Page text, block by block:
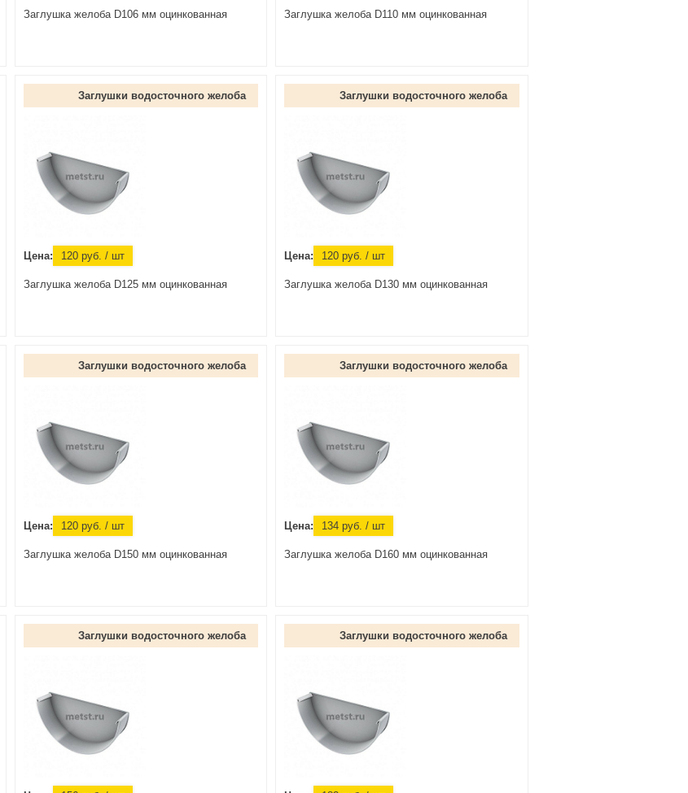
Заглушка желоба D106 мм оцинкованная Заглушка желоба D110 мм оцинкованная
Заглушки водосточного желоба
Цена: 120 руб. / шт
Заглушка желоба D125 мм оцинкованная
Заглушки водосточного желоба
Цена: 120руб. / шт
Заглушка желоба D130 мм оцинкованная
Заглушки водосточного желоба
Цена: 120 руб. / шт
Заглушка желоба D150 мм оцинкованная
Заглушки водосточного желоба
Цена: 134руб. / шт
Заглушка желоба D160 мм оцинкованная
Заглушки водосточного желоба Заглушки водосточного желоба